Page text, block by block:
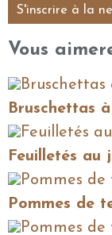
S'inscrire à la
Vous
Bruschettas
Feuilletés
Pommes de